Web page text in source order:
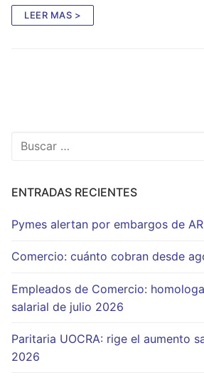
LEER MAS >
Buscar:
ENTRADAS RECIENTES
Pymes alertan por embargos de
Comercio: cuánto cobran desde
Empleados de Comercio:
salarial de julio 2026
Paritaria UOCRA: rige el aumento
2026